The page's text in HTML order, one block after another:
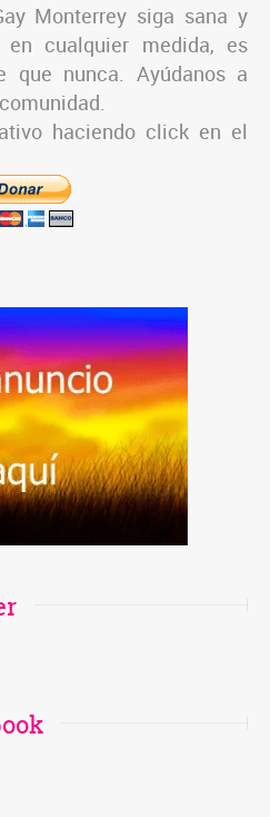
Monterrey siga sana y
en cualquier medida, es
que nunca. Ayúdanos a
haciendo click en el